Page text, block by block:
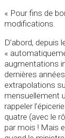
« Pour fins de
modifications.
D’abord, depuis
«
augmentations
dernières
extrapolations
mensuellement
rappeler
quatre (avec le
par mois ! Mais